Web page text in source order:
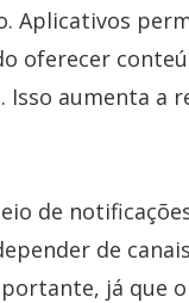
Aplicativos
oferecer
aumenta a
de
de
já que